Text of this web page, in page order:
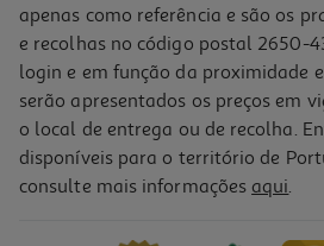
apenas como referência e são os
e recolhas no código postal 2650-
login e em função da proximidade
serão apresentados os preços em
o local de entrega ou de recolha.
disponíveis para o território de
consulte mais informações aqui.